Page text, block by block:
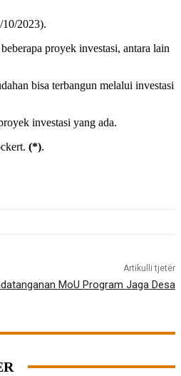
2023).
proyek investasi, antara lain
bisa terbangun melalui investasi
investasi yang ada.
(*).
Artikulli tjetër
MoU Program Jaga Desa